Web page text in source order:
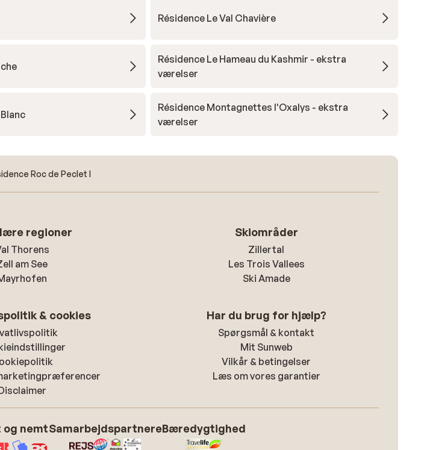
Résidence Le Val Chavière
Résidence Le Hameau du Kashmir - ekstra
værelser
Résidence Montagnettes l'Oxalys - ekstra
værelser
Roc de Peclet I
regioner
Thorens
am See
Skiområder
Zillertal
Les Trois Vallees
Ski Amade
& cookies Har du brug for hjælp?
Spørgsmål & kontakt
Mit Sunweb
Vilkår & betingelser
Læs om vores garantier
og nemtSamarbejdspartnereBæredygtighed